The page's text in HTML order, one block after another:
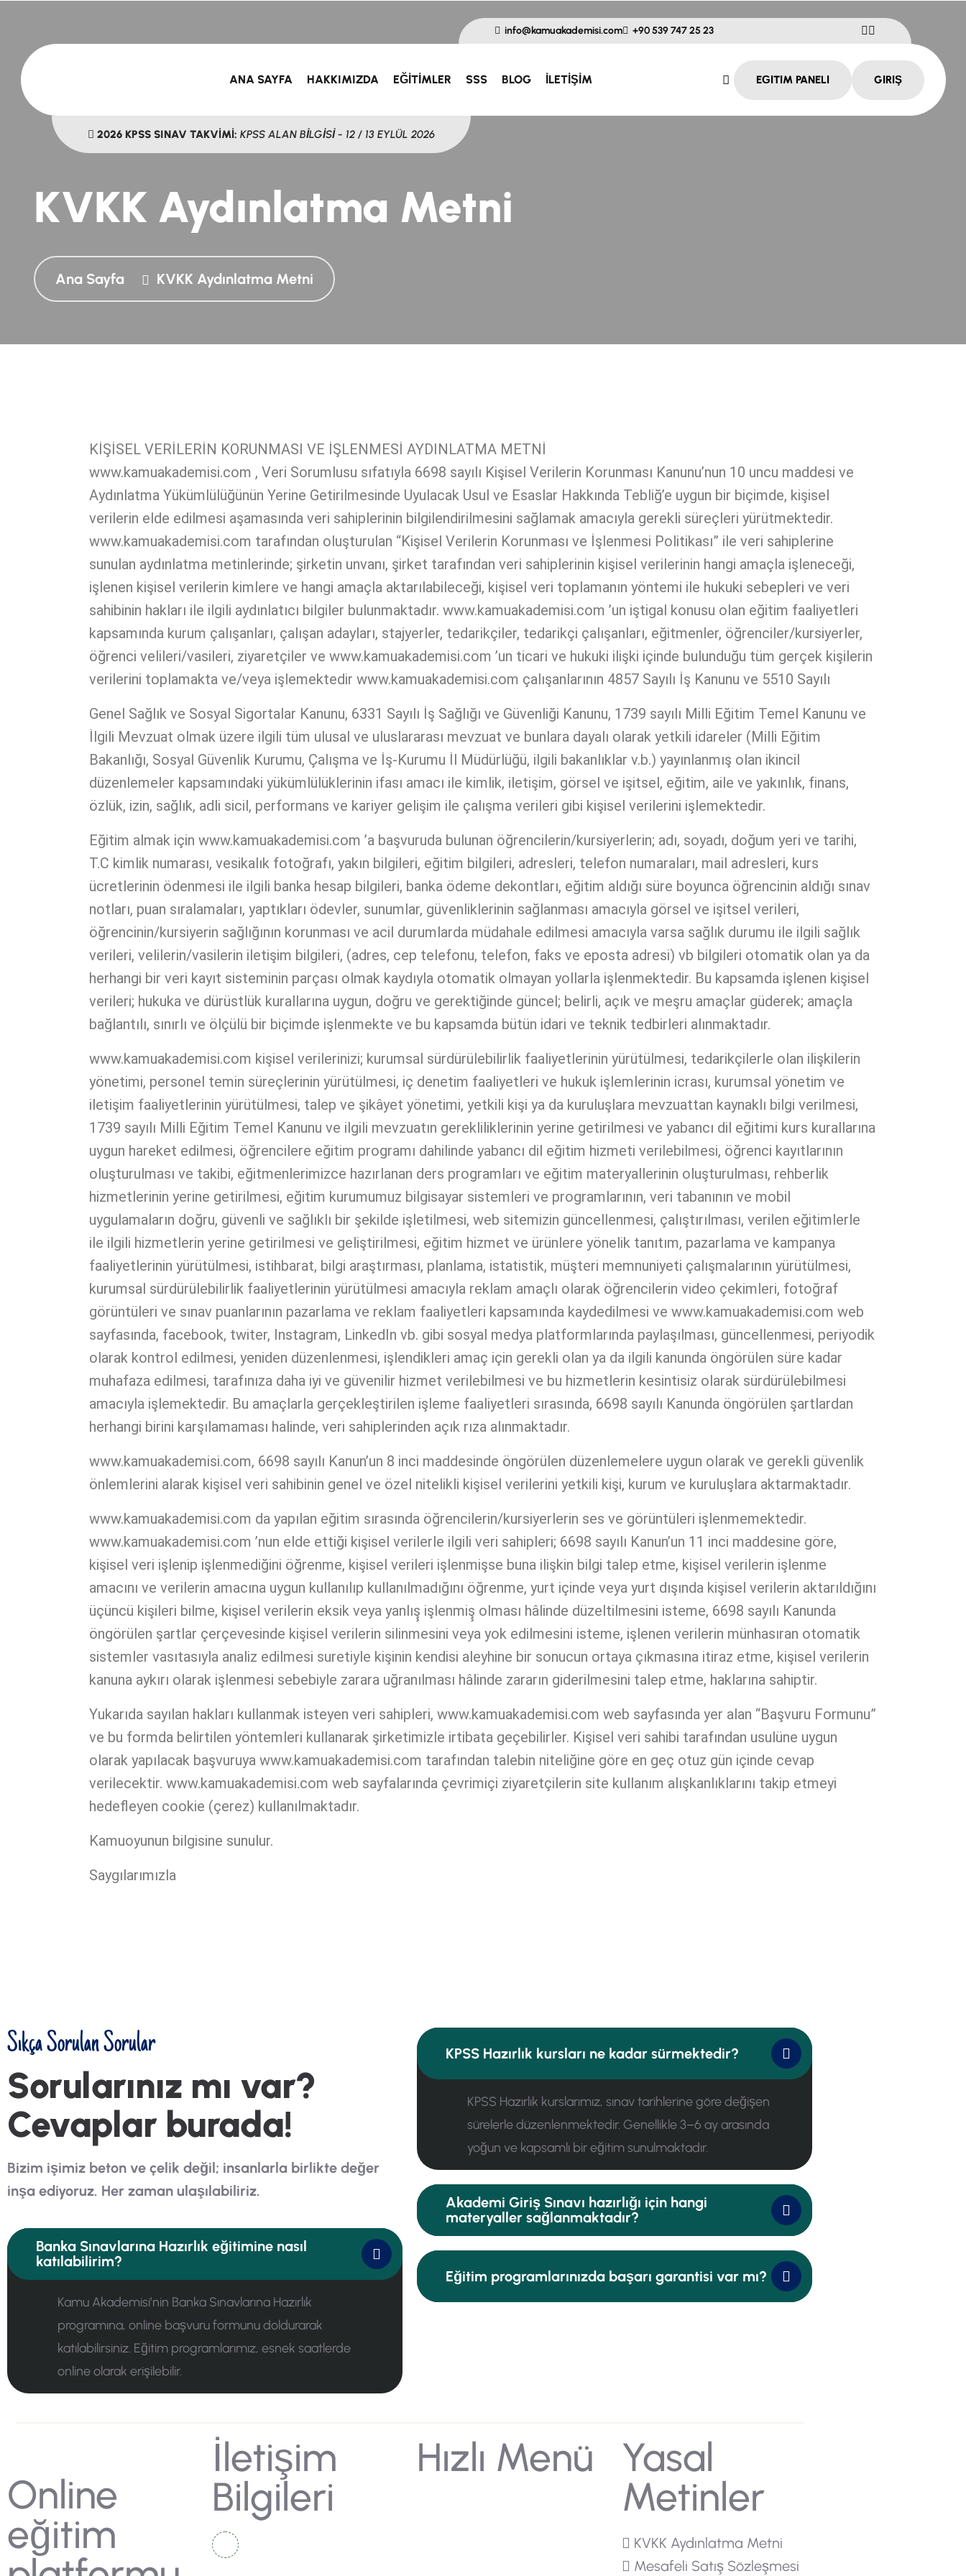
info@kamuakademisi.com +90 539 747 25 23
ANA SAYFA HAKKIMIZDA EĞITIMLER SSS BLOG İLETIŞIM
2026 KPSS SINAV TAKVİMİ: KPSS ÖN LİSANS - 4 EKİM 2026
KVKK Aydınlatma Metni
Ana Sayfa KVKK Aydınlatma Metni
KİŞİSEL VERİLERİN KORUNMASI VE İŞLENMESİ AYDINLATMA METNİ
www.kamuakademisi.com , Veri Sorumlusu sıfatıyla 6698 sayılı Kişisel Verilerin Korunması Kanunu’nun 10 uncu maddesi ve
Aydınlatma Yükümlülüğünün Yerine Getirilmesinde Uyulacak Usul ve Esaslar Hakkında Tebliğ’e uygun bir biçimde, kişisel
verilerin elde edilmesi aşamasında veri sahiplerinin bilgilendirilmesini sağlamak amacıyla gerekli süreçleri yürütmektedir.
www.kamuakademisi.com tarafından oluşturulan “Kişisel Verilerin Korunması ve İşlenmesi Politikası” ile veri sahiplerine
sunulan aydınlatma metinlerinde; şirketin unvanı, şirket tarafından veri sahiplerinin kişisel verilerinin hangi amaçla işleneceği,
işlenen kişisel verilerin kimlere ve hangi amaçla aktarılabileceği, kişisel veri toplamanın yöntemi ile hukuki sebepleri ve veri
sahibinin hakları ile ilgili aydınlatıcı bilgiler bulunmaktadır. www.kamuakademisi.com ’un iştigal konusu olan eğitim faaliyetleri
kapsamında kurum çalışanları, çalışan adayları, stajyerler, tedarikçiler, tedarikçi çalışanları, eğitmenler, öğrenciler/kursiyerler,
öğrenci velileri/vasileri, ziyaretçiler ve www.kamuakademisi.com ’un ticari ve hukuki ilişki içinde bulunduğu tüm gerçek kişilerin
verilerini toplamakta ve/veya işlemektedir www.kamuakademisi.com çalışanlarının 4857 Sayılı İş Kanunu ve 5510 Sayılı
Genel Sağlık ve Sosyal Sigortalar Kanunu, 6331 Sayılı İş Sağlığı ve Güvenliği Kanunu, 1739 sayılı Milli Eğitim Temel Kanunu ve
İlgili Mevzuat olmak üzere ilgili tüm ulusal ve uluslararası mevzuat ve bunlara dayalı olarak yetkili idareler (Milli Eğitim
Bakanlığı, Sosyal Güvenlik Kurumu, Çalışma ve İş-Kurumu İl Müdürlüğü, ilgili bakanlıklar v.b.) yayınlanmış olan ikincil
düzenlemeler kapsamındaki yükümlülüklerinin ifası amacı ile kimlik, iletişim, görsel ve işitsel, eğitim, aile ve yakınlık, finans,
özlük, izin, sağlık, adli sicil, performans ve kariyer gelişim ile çalışma verileri gibi kişisel verilerini işlemektedir.
Eğitim almak için www.kamuakademisi.com ’a başvuruda bulunan öğrencilerin/kursiyerlerin; adı, soyadı, doğum yeri ve tarihi,
T.C kimlik numarası, vesikalık fotoğrafı, yakın bilgileri, eğitim bilgileri, adresleri, telefon numaraları, mail adresleri, kurs
ücretlerinin ödenmesi ile ilgili banka hesap bilgileri, banka ödeme dekontları, eğitim aldığı süre boyunca öğrencinin aldığı sınav
notları, puan sıralamaları, yaptıkları ödevler, sunumlar, güvenliklerinin sağlanması amacıyla görsel ve işitsel verileri,
öğrencinin/kursiyerin sağlığının korunması ve acil durumlarda müdahale edilmesi amacıyla varsa sağlık durumu ile ilgili sağlık
verileri, velilerin/vasilerin iletişim bilgileri, (adres, cep telefonu, telefon, faks ve eposta adresi) vb bilgileri otomatik olan ya da
herhangi bir veri kayıt sisteminin parçası olmak kaydıyla otomatik olmayan yollarla işlenmektedir. Bu kapsamda işlenen kişisel
verileri; hukuka ve dürüstlük kurallarına uygun, doğru ve gerektiğinde güncel; belirli, açık ve meşru amaçlar güderek; amaçla
bağlantılı, sınırlı ve ölçülü bir biçimde işlenmekte ve bu kapsamda bütün idari ve teknik tedbirleri alınmaktadır.
www.kamuakademisi.com kişisel verilerinizi; kurumsal sürdürülebilirlik faaliyetlerinin yürütülmesi, tedarikçilerle olan ilişkilerin
yönetimi, personel temin süreçlerinin yürütülmesi, iç denetim faaliyetleri ve hukuk işlemlerinin icrası, kurumsal yönetim ve
iletişim faaliyetlerinin yürütülmesi, talep ve şikâyet yönetimi, yetkili kişi ya da kuruluşlara mevzuattan kaynaklı bilgi verilmesi,
1739 sayılı Milli Eğitim Temel Kanunu ve ilgili mevzuatın gerekliliklerinin yerine getirilmesi ve yabancı dil eğitimi kurs kurallarına
uygun hareket edilmesi, öğrencilere eğitim programı dahilinde yabancı dil eğitim hizmeti verilebilmesi, öğrenci kayıtlarının
oluşturulması ve takibi, eğitmenlerimizce hazırlanan ders programları ve eğitim materyallerinin oluşturulması, rehberlik
hizmetlerinin yerine getirilmesi, eğitim kurumumuz bilgisayar sistemleri ve programlarının, veri tabanının ve mobil
uygulamaların doğru, güvenli ve sağlıklı bir şekilde işletilmesi, web sitemizin güncellenmesi, çalıştırılması, verilen eğitimlerle
ile ilgili hizmetlerin yerine getirilmesi ve geliştirilmesi, eğitim hizmet ve ürünlere yönelik tanıtım, pazarlama ve kampanya
faaliyetlerinin yürütülmesi, istihbarat, bilgi araştırması, planlama, istatistik, müşteri memnuniyeti çalışmalarının yürütülmesi,
kurumsal sürdürülebilirlik faaliyetlerinin yürütülmesi amacıyla reklam amaçlı olarak öğrencilerin video çekimleri, fotoğraf
görüntüleri ve sınav puanlarının pazarlama ve reklam faaliyetleri kapsamında kaydedilmesi ve www.kamuakademisi.com web
sayfasında, facebook, twiter, Instagram, LinkedIn vb. gibi sosyal medya platformlarında paylaşılması, güncellenmesi, periyodik
olarak kontrol edilmesi, yeniden düzenlenmesi, işlendikleri amaç için gerekli olan ya da ilgili kanunda öngörülen süre kadar
muhafaza edilmesi, tarafınıza daha iyi ve güvenilir hizmet verilebilmesi ve bu hizmetlerin kesintisiz olarak sürdürülebilmesi
amacıyla işlemektedir. Bu amaçlarla gerçekleştirilen işleme faaliyetleri sırasında, 6698 sayılı Kanunda öngörülen şartlardan
herhangi birini karşılamaması halinde, veri sahiplerinden açık rıza alınmaktadır.
www.kamuakademisi.com, 6698 sayılı Kanun’un 8 inci maddesinde öngörülen düzenlemelere uygun olarak ve gerekli güvenlik
önlemlerini alarak kişisel veri sahibinin genel ve özel nitelikli kişisel verilerini yetkili kişi, kurum ve kuruluşlara aktarmaktadır.
www.kamuakademisi.com da yapılan eğitim sırasında öğrencilerin/kursiyerlerin ses ve görüntüleri işlenmemektedir.
www.kamuakademisi.com ’nun elde ettiği kişisel verilerle ilgili veri sahipleri; 6698 sayılı Kanun’un 11 inci maddesine göre,
kişisel veri işlenip işlenmediğini öğrenme, kişisel verileri işlenmişse buna ilişkin bilgi talep etme, kişisel verilerin işlenme
amacını ve verilerin amacına uygun kullanılıp kullanılmadığını öğrenme, yurt içinde veya yurt dışında kişisel verilerin aktarıldığını
üçüncü kişileri bilme, kişisel verilerin eksik veya yanlış̧ işlenmiş̧ olması hâlinde düzeltilmesini isteme, 6698 sayılı Kanunda
öngörülen şartlar çerçevesinde kişisel verilerin silinmesini veya yok edilmesini isteme, işlenen verilerin münhasıran otomatik
sistemler vasıtasıyla analiz edilmesi suretiyle kişinin kendisi aleyhine bir sonucun ortaya çıkmasına itiraz etme, kişisel verilerin
kanuna aykırı olarak işlenmesi sebebiyle zarara uğranılması hâlinde zararın giderilmesini talep etme, haklarına sahiptir.
Yukarıda sayılan hakları kullanmak isteyen veri sahipleri, www.kamuakademisi.com web sayfasında yer alan “Başvuru Formunu”
ve bu formda belirtilen yöntemleri kullanarak şirketimizle irtibata geçebilirler. Kişisel veri sahibi tarafından usulüne uygun
olarak yapılacak başvuruya www.kamuakademisi.com tarafından talebin niteliğine göre en geç otuz gün içinde cevap
verilecektir. www.kamuakademisi.com web sayfalarında çevrimiçi ziyaretçilerin site kullanım alışkanlıklarını takip etmeyi
hedefleyen cookie (çerez) kullanılmaktadır.
Kamuoyunun bilgisine sunulur.
Saygılarımızla
Sıkça Sorulan Sorular
Sorularınız mı var?
Cevaplar burada!
Bizim işimiz beton ve çelik değil; insanlarla birlikte değer
inşa ediyoruz. Her zaman ulaşılabiliriz.
Banka Sınavlarına Hazırlık eğitimine nasıl
katılabilirim?
Kamu Akademisi’nin Banka Sınavlarına Hazırlık
programına, online başvuru formunu doldurarak
katılabilirsiniz. Eğitim programlarımız, esnek saatlerde
online olarak erişilebilir.
KPSS Hazırlık kursları ne kadar sürmektedir?
KPSS Hazırlık kurslarımız, sınav tarihlerine göre değişen
sürelerle düzenlenmektedir. Genellikle 3–6 ay arasında
yoğun ve kapsamlı bir eğitim sunulmaktadır.
Akademi Giriş Sınavı hazırlığı için hangi
materyaller sağlanmaktadır?
Eğitim programlarınızda başarı garantisi var mı?
Online
eğitim
İletişim
Bilgileri
Hızlı Menü
Yasal
Metinler
KVKK Aydınlatma Metni
Mesafeli Satış Sözleşmesi